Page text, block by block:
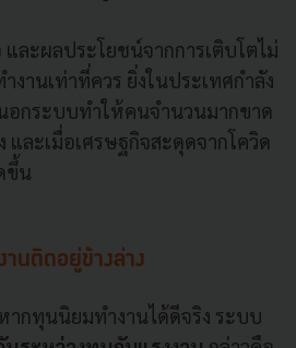
และผลประโยชน์จากการเติบโตไม่
งานเท่าที่ควร ยิ่งในประเทศกำลัง
กระบบทำให้คนจำนวนมากขาด
ละเมื่อเศรษฐกิจสะดุดจากโควิด
ขึ้น
านติดอยู่ข้างล่าง
ากทุนนิยมทำงานได้ดีจริง ระบบ